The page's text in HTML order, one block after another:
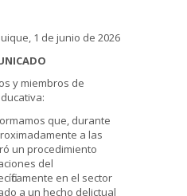
1 de junio de 2026
y miembros de
que, durante
a las
un procedimiento
del
en el sector
a un hecho delictual